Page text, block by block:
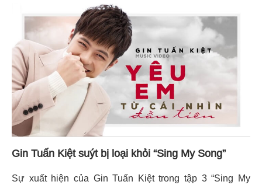
Gin Tuấn Kiệt suýt bị loại khỏi “Sing My Song”
Sự xuất hiện của Gin Tuấn Kiệt trong tập 3 “Sing My